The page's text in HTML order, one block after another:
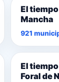
El
Mancha
921
El
Foral de